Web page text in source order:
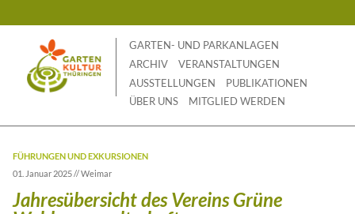
GARTEN- UND PARKANLAGEN
ARCHIV
VERANSTALTUNGEN
AUSSTELLUNGEN
PUBLIKATIONEN
ÜBER UNS
MITGLIED WERDEN
FÜHRUNGEN UND EXKURSIONEN
01. Januar 2025 // Weimar
Jahresübersicht des Vereins Grüne